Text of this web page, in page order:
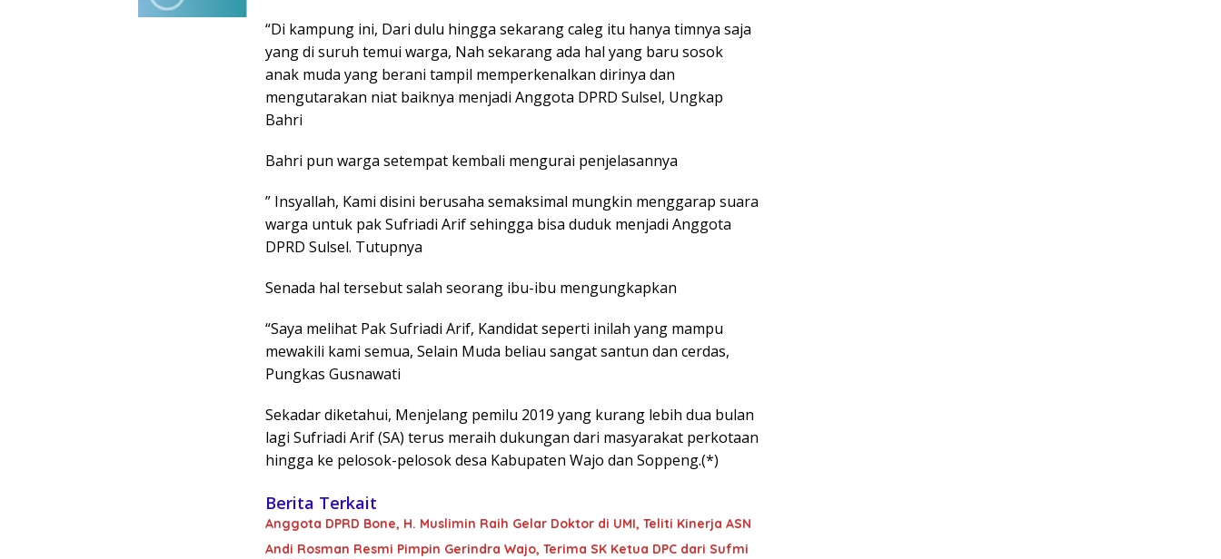
“Di kampung ini, Dari dulu hingga sekarang caleg itu hanya timnya saja
yang di suruh temui warga, Nah sekarang ada hal yang baru sosok
anak muda yang berani tampil memperkenalkan dirinya dan
mengutarakan niat baiknya menjadi Anggota DPRD Sulsel, Ungkap
Bahri
Bahri pun warga setempat kembali mengurai penjelasannya
” Insyallah, Kami disini berusaha semaksimal mungkin menggarap suara
warga untuk pak Sufriadi Arif sehingga bisa duduk menjadi Anggota
DPRD Sulsel. Tutupnya
Senada hal tersebut salah seorang ibu-ibu mengungkapkan
“Saya melihat Pak Sufriadi Arif, Kandidat seperti inilah yang mampu
mewakili kami semua, Selain Muda beliau sangat santun dan cerdas,
Pungkas Gusnawati
Sekadar diketahui, Menjelang pemilu 2019 yang kurang lebih dua bulan
lagi Sufriadi Arif (SA) terus meraih dukungan dari masyarakat perkotaan
hingga ke pelosok-pelosok desa Kabupaten Wajo dan Soppeng.(*)
Berita Terkait
Anggota DPRD Bone, H. Muslimin Raih Gelar Doktor di UMI, Teliti Kinerja ASN
Andi Rosman Resmi Pimpin Gerindra Wajo, Terima SK Ketua DPC dari Sufmi